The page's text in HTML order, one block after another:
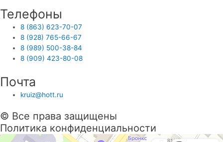
Телефоны
8 (863) 623-70-07
8 (928) 765-66-67
8 (989) 500-38-84
8 (909) 423-80-08
Почта
kruiz@hott.ru
© Все права защищены
Политика конфиденциальности